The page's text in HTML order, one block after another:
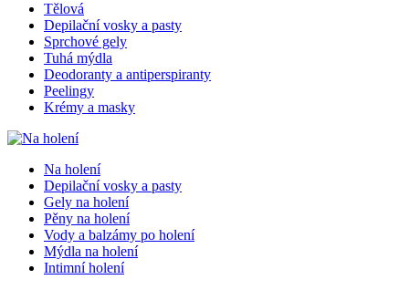
Tělová
Depilační vosky a pasty
Sprchové gely
Tuhá mýdla
Deodoranty a antiperspiranty
Peelingy
Krémy a masky
Na holení
Depilační vosky a pasty
Gely na holení
Pěny na holení
Vody a balzámy po holení
Mýdla na holení
Intimní holení